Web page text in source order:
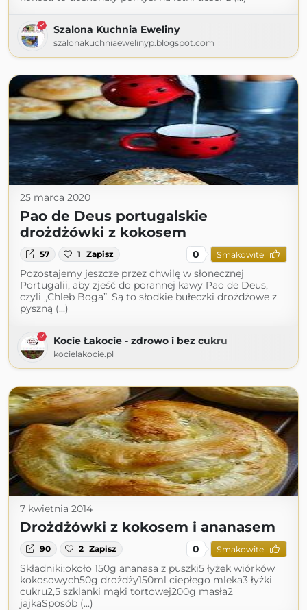
Szalona Kuchnia Eweliny
szalonakuchniaewelinyp.blogspot.com
25 marca 2020
Pao de Deus portugalskie
drożdżówki z kokosem
57 1 Zapisz 0 Smakowite
Pozostajemy jeszcze przez chwilę w słonecznej
Portugalii, aby zjeść do porannej kawy Pao de Deus,
czyli „Chleb Boga”. Są to słodkie bułeczki drożdżowe z
pyszną (...)
Kocie Łakocie - zdrowo i bez cukru
kocielakocie.pl
7 kwietnia 2014
Drożdżówki z kokosem i ananasem
90 2 Zapisz 0 Smakowite
Składniki:około 150g ananasa z puszki5 łyżek wiórków
kokosowych50g drożdży150ml ciepłego mleka3 łyżki
cukru2,5 szklanki mąki tortowej200g masła2
jajkaSposób (...)